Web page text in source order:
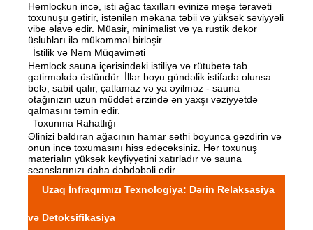
Hemlockun incə, isti ağac taxılları evinizə meşə təravəti
toxunuşu gətirir, istənilən məkana təbii və yüksək səviyyəli
vibe əlavə edir. Müasir, minimalist və ya rustik dekor
üslubları ilə mükəmməl birləşir.
İstilik və Nəm Müqaviməti
Hemlock sauna içərisindəki istiliyə və rütubətə tab
gətirməkdə üstündür. İllər boyu gündəlik istifadə olunsa
belə, sabit qalır, çatlamaz və ya əyilməz - sauna
otağınızın uzun müddət ərzində ən yaxşı vəziyyətdə
qalmasını təmin edir.
Toxunma Rahatlığı
Əlinizi baldıran ağacının hamar səthi boyunca gəzdirin və
onun incə toxumasını hiss edəcəksiniz. Hər toxunuş
materialın yüksək keyfiyyətini xatırladır və sauna
seanslarınızı daha dəbdəbəli edir.
Uzaq İnfraqırmızı Texnologiya: Dərin Relaksasiya
və Detoksifikasiya